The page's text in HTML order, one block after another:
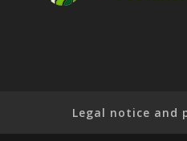
Legal notice and